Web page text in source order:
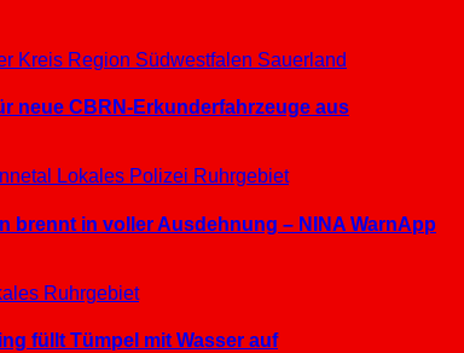
Kreis Region Südwestfalen Sauerland
neue CBRN-Erkunderfahrzeuge aus
Lokales Polizei Ruhrgebiet
brennt in voller Ausdehnung – NINA WarnApp
Ruhrgebiet
füllt Tümpel mit Wasser auf